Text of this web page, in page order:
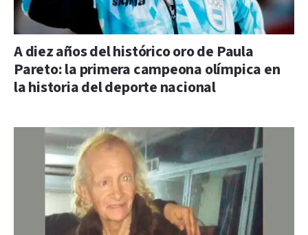
A diez años del histórico oro de Paula
Pareto: la primera campeona olímpica en
la historia del deporte nacional